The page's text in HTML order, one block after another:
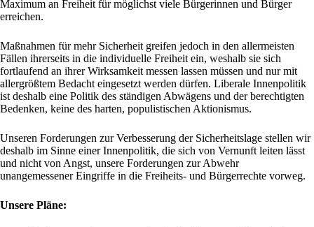
Maximum an Freiheit für möglichst viele Bürgerinnen und Bürger
erreichen.
Maßnahmen für mehr Sicherheit greifen jedoch in den allermeisten
Fällen ihrerseits in die individuelle Freiheit ein, weshalb sie sich
fortlaufend an ihrer Wirksamkeit messen lassen müssen und nur mit
allergrößtem Bedacht eingesetzt werden dürfen. Liberale Innenpolitik
ist deshalb eine Politik des ständigen Abwägens und der berechtigten
Bedenken, keine des harten, populistischen Aktionismus.
Unseren Forderungen zur Verbesserung der Sicherheitslage stellen wir
deshalb im Sinne einer Innenpolitik, die sich von Vernunft leiten lässt
und nicht von Angst, unsere Forderungen zur Abwehr
unangemessener Eingriffe in die Freiheits- und Bürgerrechte vorweg.
Unsere Pläne: